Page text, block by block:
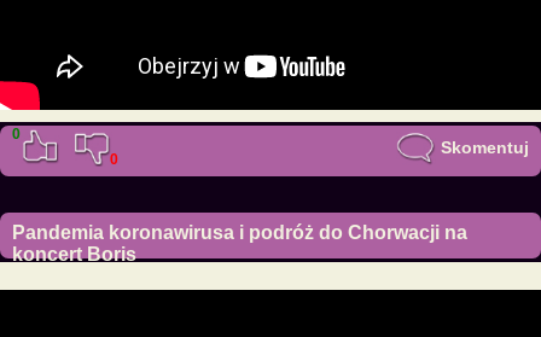
0
0
Skomentuj
Pandemia koronawirusa i podróż do Chorwacji na
koncert Boris